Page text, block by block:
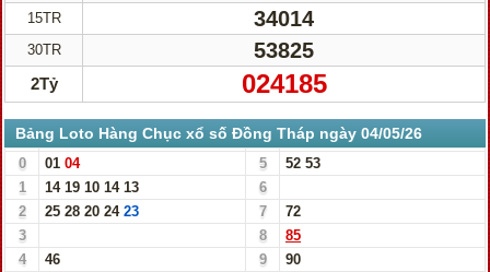
15TR 34014
30TR 53825
2Tỷ 024185
Bảng Loto Hàng Chục xổ số Đồng Tháp ngày 04/05/26
0 01 04 5 52 53
1
14 19 10 14 13
6
2
25 28 20 24 23 7
72
3
8
85
4
46 9 90